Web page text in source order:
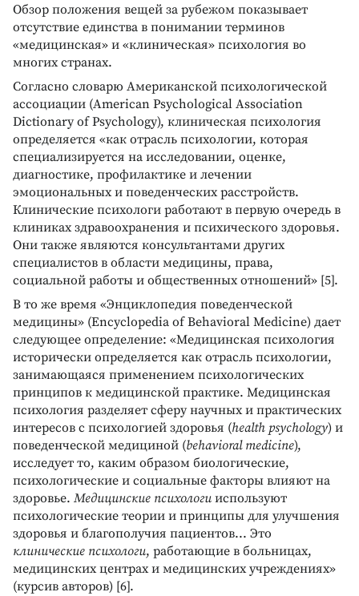
Обзор положения вещей за рубежом показывает
отсутствие единства в понимании терминов
«медицинская» и «клиническая» психология во
многих странах.
Согласно словарю Американской психологической
ассоциации (American Psychological Association
Dictionary of Psychology), клиническая психология
определяется «как отрасль психологии, которая
специализируется на исследовании, оценке,
диагностике, профилактике и лечении
эмоциональных и поведенческих расстройств.
Клинические психологи работают в первую очередь в
клиниках здравоохранения и психического здоровья.
Они также являются консультантами других
специалистов в области медицины, права,
социальной работы и общественных отношений» [5].
В то же время «Энциклопедия поведенческой
медицины» (Encyclopedia of Behavioral Medicine) дает
следующее определение: «Медицинская психология
исторически определяется как отрасль психологии,
занимающаяся применением психологических
принципов к медицинской практике. Медицинская
психология разделяет сферу научных и практических
интересов с психологией здоровья (health psychology) и
поведенческой медициной (behavioral medicine),
исследует то, каким образом биологические,
психологические и социальные факторы влияют на
здоровье. Медицинские психологииспользуют
психологические теории и принципы для улучшения
здоровья и благополучия пациентов... Это
клинические психологи, работающие в больницах,
медицинских центрах и медицинских учреждениях»
(курсив авторов) [6].